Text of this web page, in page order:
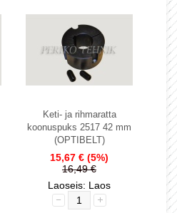
Keti- ja rihmaratta
koonuspuks 2517 42 mm
(OPTIBELT)
15,67 € (5%)
16,49 €
Laoseis: Laos